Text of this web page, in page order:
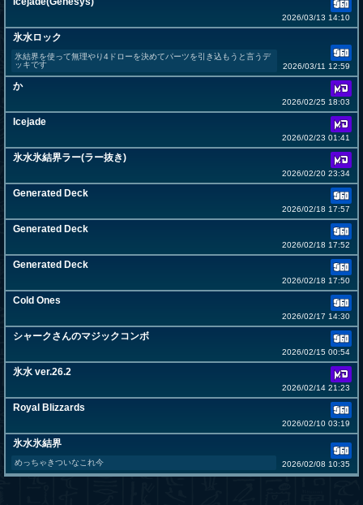
2026/03/13 14:10
氷水ロック
氷結界を使って無理やり4ドローを決めてパーツを引き込もうと言うデ
ッキです
2026/03/11 12:59
か
2026/02/25 18:03
Icejade
2026/02/23 01:41
氷水氷結界ラー(ラー抜き)
2026/02/20 23:34
Generated Deck
2026/02/18 17:57
Generated Deck
2026/02/18 17:52
Generated Deck
2026/02/18 17:50
Cold Ones
2026/02/17 14:30
シャークさんのマジックコンボ
2026/02/15 00:54
氷水 ver.26.2
2026/02/14 21:23
Royal Blizzards
2026/02/10 03:19
氷水氷結界
めっちゃきついなこれ今 2026/02/08 10:35